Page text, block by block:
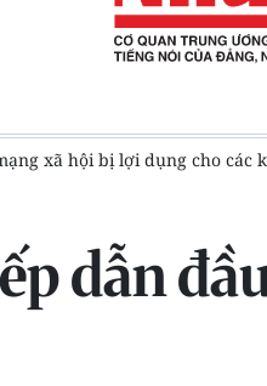
xã hội bị lợi dụng cho các
dẫn